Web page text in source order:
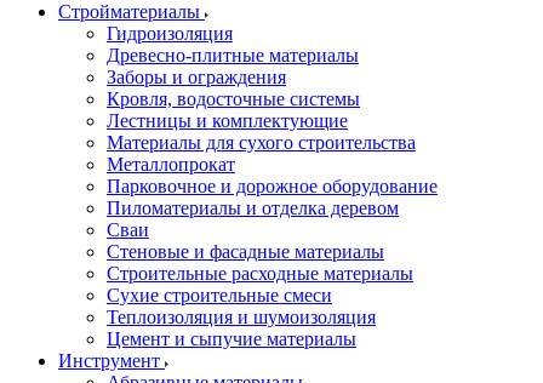
Стройматериалы
Гидроизоляция
Древесно-плитные материалы
Заборы и ограждения
Кровля, водосточные системы
Лестницы и комплектующие
Материалы для сухого строительства
Металлопрокат
Парковочное и дорожное оборудование
Пиломатериалы и отделка деревом
Сваи
Стеновые и фасадные материалы
Строительные расходные материалы
Сухие строительные смеси
Теплоизоляция и шумоизоляция
Цемент и сыпучие материалы
Инструмент